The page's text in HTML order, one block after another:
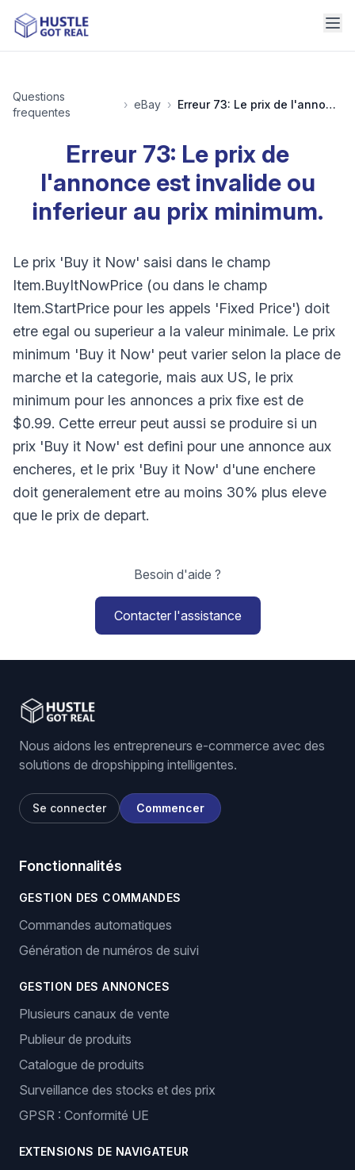
Questions
frequentes
› eBay › Erreur 73: Le prix de l'annonce est invalide ou inferieur au prix minimum.
Erreur 73: Le prix de
l'annonce est invalide ou
inferieur au prix minimum.
Le prix 'Buy it Now' saisi dans le champ
Item.BuyItNowPrice (ou dans le champ
Item.StartPrice pour les appels 'Fixed Price') doit
etre egal ou superieur a la valeur minimale. Le prix
minimum 'Buy it Now' peut varier selon la place de
marche et la categorie, mais aux US, le prix
minimum pour les annonces a prix fixe est de
$0.99. Cette erreur peut aussi se produire si un
prix 'Buy it Now' est defini pour une annonce aux
encheres, et le prix 'Buy it Now' d'une enchere
doit generalement etre au moins 30% plus eleve
que le prix de depart.
Besoin d'aide ?
Contacter l'assistance
Nous aidons les entrepreneurs e-commerce avec des
solutions de dropshipping intelligentes.
Se connecter Commencer
Fonctionnalités
GESTION DES COMMANDES
Commandes automatiques
Génération de numéros de suivi
GESTION DES ANNONCES
Plusieurs canaux de vente
Publieur de produits
Catalogue de produits
Surveillance des stocks et des prix
GPSR : Conformité UE
EXTENSIONS DE NAVIGATEUR